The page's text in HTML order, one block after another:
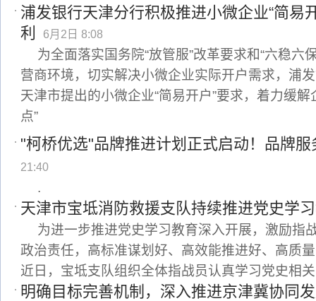
浦发银行天津分行积极推进小微企业“简易
利
6月2日 8:08
为全面落实国务院“放管服”改革要求和“六稳六
营商环境，切实解决小微企业实际开户需求，浦
天津市提出的小微企业“简易开户”要求，着力缓
点”
"柯桥优选"品牌推进计划正式启动！品牌服
21:40
.
天津市宝坻消防救援支队持续推进党史学
为进一步推进党史学习教育深入开展，激励指
政治责任，高标准谋划好、高效能推进好、高质
近日，宝坻支队组织全体指战员认真学习党史相
明确目标完善机制，深入推进京津冀协同